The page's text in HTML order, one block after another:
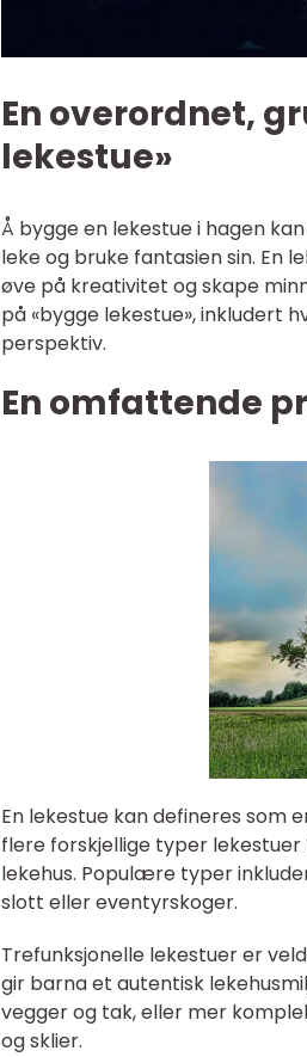
En overordnet,
lekestue»
Å bygge en lekestue i hagen
leke og bruke fantasien sin. En
øve på kreativitet og skape
på «bygge lekestue»,
perspektiv.
En omfattende
En lekestue kan defineres som
flere forskjellige typer
lekehus. Populære typer
slott eller eventyrskoger.
Trefunksjonelle lekestuer er
gir barna et autentisk
vegger og tak, eller mer
og sklier.